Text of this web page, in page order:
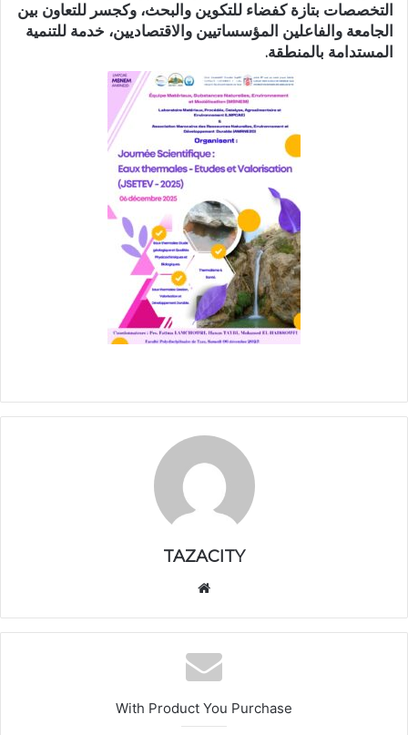
التخصصات بتازة كفضاء للتكوين والبحث، وكجسر للتعاون بين
الجامعة والفاعلين المؤسساتيين والاقتصاديين، خدمة للتنمية
المستدامة بالمنطقة.
TAZACITY
الوي
ب
With Product You Purchase